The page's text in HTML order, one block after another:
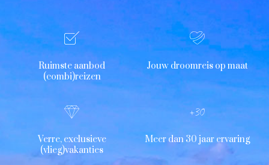
Ruimste aanbod
(combi)reizen
Jouw droomreis op maat
Verre, exclusieve
(vlieg)vakanties
Meer dan 30 jaar ervaring